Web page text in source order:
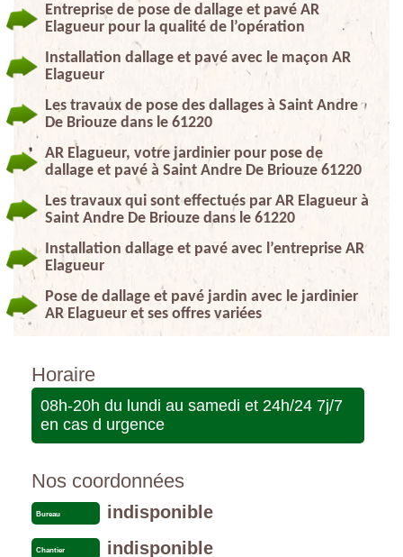
Entreprise de pose de dallage et pavé AR
Elagueur pour la qualité de l’opération
Installation dallage et pavé avec le maçon AR
Elagueur
Les travaux de pose des dallages à Saint Andre
De Briouze dans le 61220
AR Elagueur, votre jardinier pour pose de
dallage et pavé à Saint Andre De Briouze 61220
Les travaux qui sont effectués par AR Elagueur à
Saint Andre De Briouze dans le 61220
Installation dallage et pavé avec l’entreprise AR
Elagueur
Pose de dallage et pavé jardin avec le jardinier
AR Elagueur et ses offres variées
Horaire
08h-20h du lundi au samedi et 24h/24 7j/7
en cas d urgence
Nos coordonnées
Bureau indisponible
Chantier indisponible